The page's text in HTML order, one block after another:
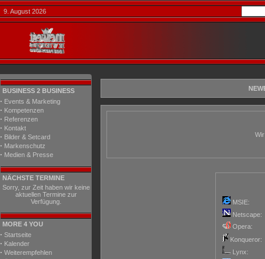
9. August 2026
BUSINESS 2 BUSINESS
· Events & Marketing
· Kompetenzen
· Referenzen
· Kontakt
· Bilder & Setcard
· Markenschutz
· Medien & Presse
NÄCHSTE TERMINE
Sorry, zur Zeit haben wir keine
aktuellen Termine zur
Verfügung.
MORE 4 YOU
· Startseite
· Kalender
· Weiterempfehlen
MSIE:
Netscape:
Opera:
Konqueror:
Lynx: